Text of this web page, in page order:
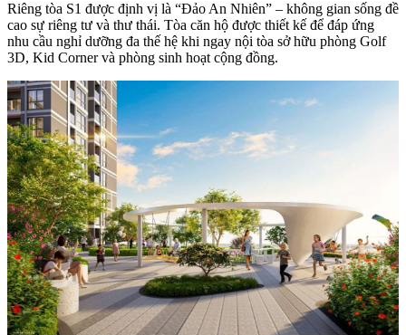
Riêng tòa S1 được định vị là “Đảo An Nhiên” – không gian sống đề
cao sự riêng tư và thư thái. Tòa căn hộ được thiết kế để đáp ứng
nhu cầu nghỉ dưỡng đa thế hệ khi ngay nội tòa sở hữu phòng Golf
3D, Kid Corner và phòng sinh hoạt cộng đồng.